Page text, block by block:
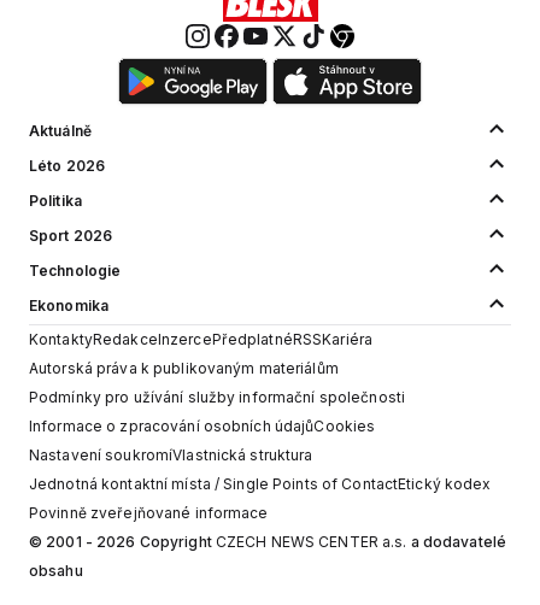
Aktuálně
Léto 2026
Politika
Sport 2026
Technologie
Ekonomika
KontaktyRedakceInzercePředplatnéRSSKariéra
Autorská práva k publikovaným materiálům
Podmínky pro užívání služby informační společnosti
Informace o zpracování osobních údajůCookies
Nastavení soukromíVlastnická struktura
Jednotná kontaktní místa / Single Points of ContactEtický kodex
Povinně zveřejňované informace
© 2001 - 2026 Copyright CZECH NEWS CENTER a.s. a dodavatelé
obsahu